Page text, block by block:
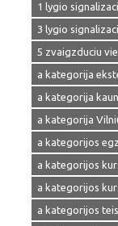
1 lygio
3 lygio
5 zvaigzduciu
a kategorija
a kategorija
a kategorija
a kategorijos
a kategorijos
a kategorijos
a kategorijos